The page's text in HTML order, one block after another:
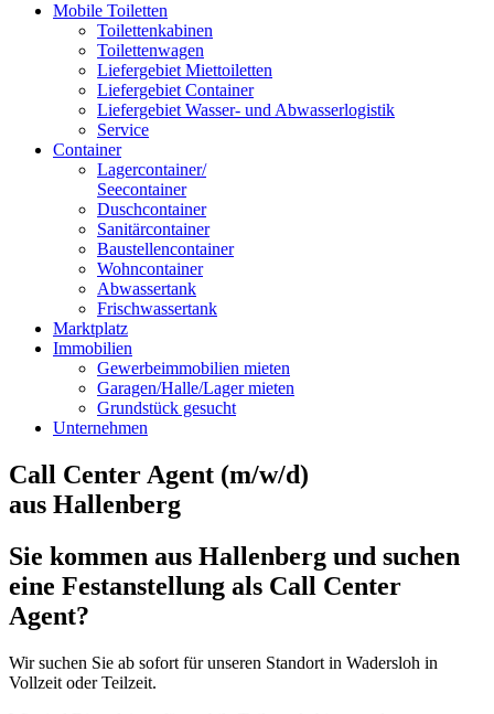
Mobile Toiletten
Toilettenkabinen
Toilettenwagen
Liefergebiet Miettoiletten
Liefergebiet Container
Liefergebiet Wasser- und Abwasserlogistik
Service
Container
Lagercontainer/
Seecontainer
Duschcontainer
Sanitärcontainer
Baustellencontainer
Wohncontainer
Abwassertank
Frischwassertank
Marktplatz
Immobilien
Gewerbeimmobilien mieten
Garagen/Halle/Lager mieten
Grundstück gesucht
Unternehmen
Call Center Agent (m/w/d)
aus Hallenberg
Sie kommen aus Hallenberg und suchen
eine Festanstellung als Call Center
Agent?
Wir suchen Sie ab sofort für unseren Standort in Wadersloh in
Vollzeit oder Teilzeit.